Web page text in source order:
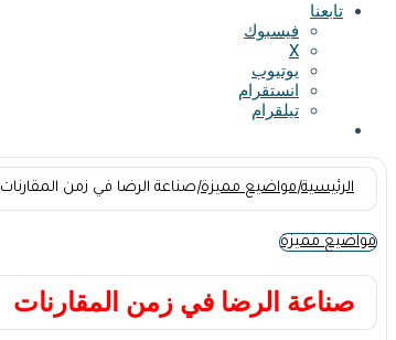
تابعنا
فيسبوك
X
يوتيوب
انستقرام
تيلقرام
الرئيسية|مواضيع مميزة|صناعة الرضا في زمن المقارنات
مواضيع مميزة
صناعة الرضا في زمن المقارنات